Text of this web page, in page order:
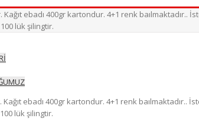
Kağıt ebadı 400gr kartondur. 4+1 renk
lük şilingtir.
Kağıt ebadı 400gr kartondur. 4+1 renk
lük şilingtir.